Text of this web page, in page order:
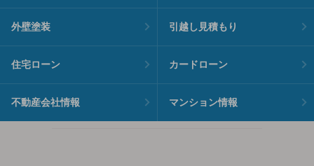
外壁塗装 引越し見積もり
住宅ローン カードローン
不動産会社情報 マンション情報